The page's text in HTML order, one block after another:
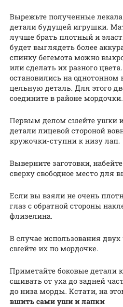
Вырежьте полученные
детали будущей игрушки.
лучше брать плотный и
будет выглядеть более
спинку бегемота можно
или сделать их разного
остановились на однотонном
цельную деталь. Для этого
соедините в районе мордочки.
Первым делом сшейте ушки
детали лицевой стороной
кружочки-ступни к низу лап.
Выверните заготовки,
сверху свободное место для
Если вы взяли не очень
глаз с обратной стороны
флизелина.
В случае использования
сшейте их по мордочке.
Приметайте боковые детали
сшивать от уха до задней
до низа морды. Кстати, на
вшить сами уши и лапки